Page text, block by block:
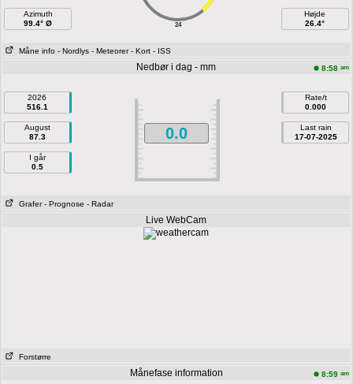
Azimuth
99.4° Ø
24
Højde
26.4°
Måne info - Nordlys - Meteorer - Kort - ISS
Nedbør i dag - mm 8:58 am
2026
516.1
August
87.3
I går
0.5
0.0
Rate/t
0.000
Last rain
17-07-2025
Grafer - Prognose - Radar
Live WebCam
Forstørre
Månefase information 8:59 am